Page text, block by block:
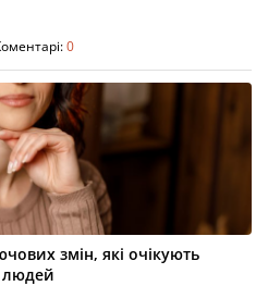
0
змін, які очікують
людей